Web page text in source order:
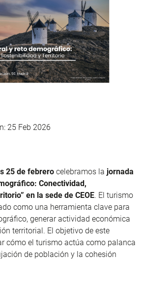
25 Feb 2026
25 de febrero celebramos la jornada
Conectividad,
en la sede de CEOE. El turismo
como una herramienta clave para
generar actividad económica
territorial. El objetivo de este
cómo el turismo actúa como palanca
de población y la cohesión